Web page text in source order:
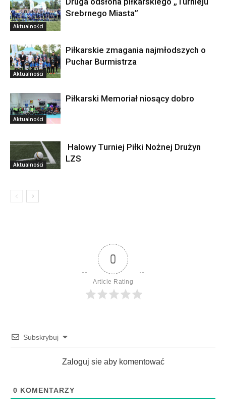
Aktualności
Srebrnego Miasta”
Aktualności
Piłkarskie zmagania najmłodszych o
Puchar Burmistrza
Aktualności
Piłkarski Memoriał niosący dobro
Aktualności
Halowy Turniej Piłki Nożnej Drużyn
LZS
0
Article Rating
Subskrybuj
Zaloguj sie aby komentować
0 KOMENTARZY